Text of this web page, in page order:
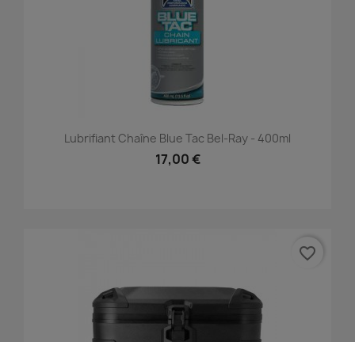
Lubrifiant Chaîne Blue Tac Bel-Ray - 400ml
17,00 €
favorite_border